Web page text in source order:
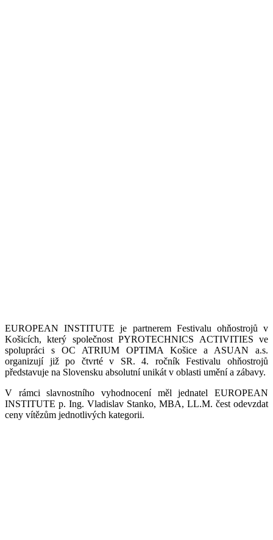
EUROPEAN INSTITUTE je partnerem Festivalu ohňostrojů v
Košicích, který společnost PYROTECHNICS ACTIVITIES ve
spolupráci s OC ATRIUM OPTIMA Košice a ASUAN a.s.
organizují již po čtvrté v SR. 4. ročník Festivalu ohňostrojů
představuje na Slovensku absolutní unikát v oblasti umění a zábavy.
V rámci slavnostního vyhodnocení měl jednatel EUROPEAN
INSTITUTE p. Ing. Vladislav Stanko, MBA, LL.M. čest odevzdat
ceny vítězům jednotlivých kategorii.